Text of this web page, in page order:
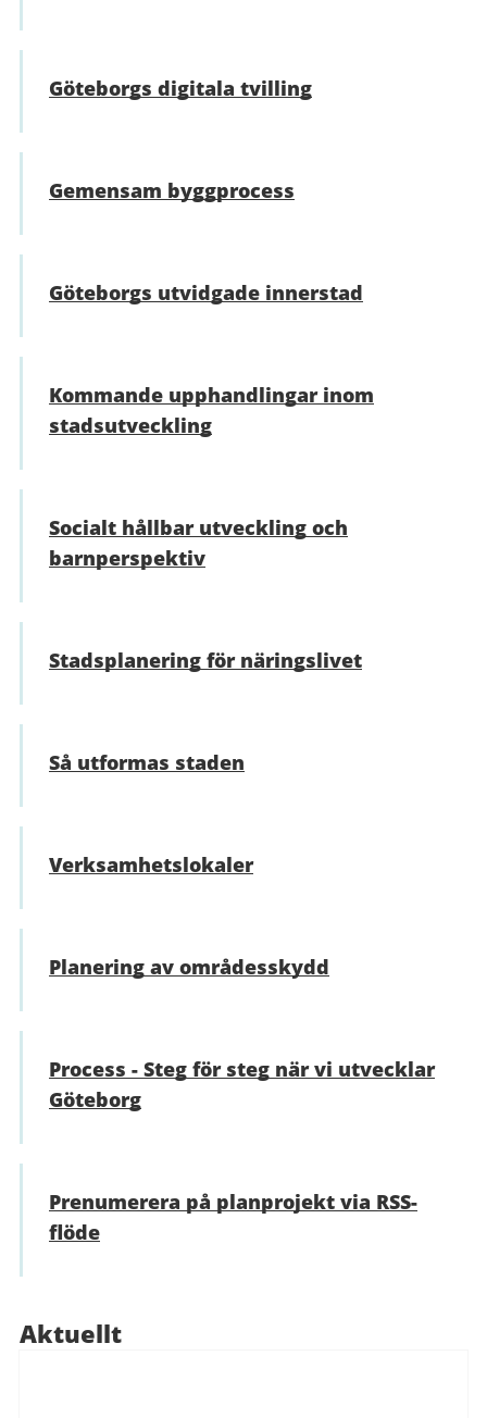
Göteborgs digitala tvilling
Gemensam byggprocess
Göteborgs utvidgade innerstad
Kommande upphandlingar inom
stadsutveckling
Socialt hållbar utveckling och
barnperspektiv
Stadsplanering för näringslivet
Så utformas staden
Verksamhetslokaler
Planering av områdesskydd
Process - Steg för steg när vi utvecklar
Göteborg
Prenumerera på planprojekt via RSS-
flöde
Aktuellt